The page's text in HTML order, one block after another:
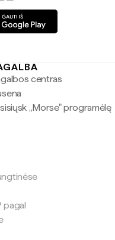
centras
„Morse" programėlę
pagal